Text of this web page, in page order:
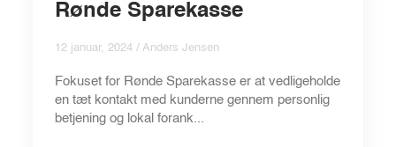
Rønde Sparekasse
12 januar, 2024 / Anders Jensen
Fokuset for Rønde Sparekasse er at vedligeholde
en tæt kontakt med kunderne gennem personlig
betjening og lokal forank...